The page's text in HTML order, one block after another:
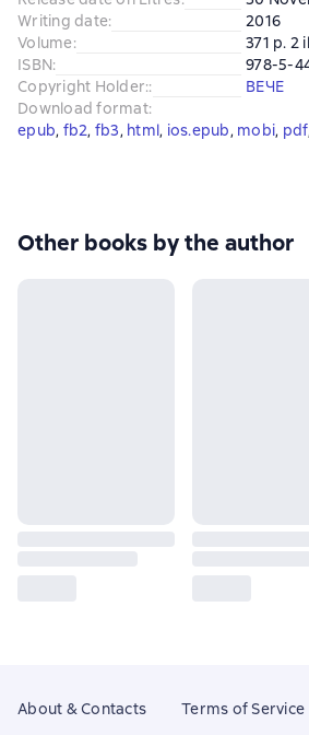
Writing date:
2016
Volume:
371 p. 2
ISBN:
978-5-
Copyright Holder::
ВЕЧЕ
Download format:
epub, fb2, fb3, html, ios.epub, mobi, pdf
Other books by the author
About & Contacts
Terms of Service